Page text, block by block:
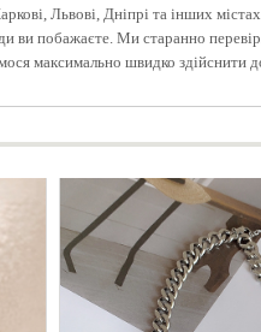
Львові, Дніпрі та інших
ви побажаєте. Ми старанно
максимально швидко здійснити